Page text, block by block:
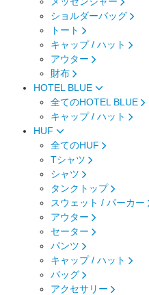
ショルダーバッグ
トート
キャップ / ハット
アウター
財布
HOTEL BLUE
全てのHOTEL BLUE
キャップ / ハット
HUF
全てのHUF
Tシャツ
シャツ
タンクトップ
スウェット / パーカー
アウター
セーター
パンツ
キャップ / ハット
バッグ
アクセサリー